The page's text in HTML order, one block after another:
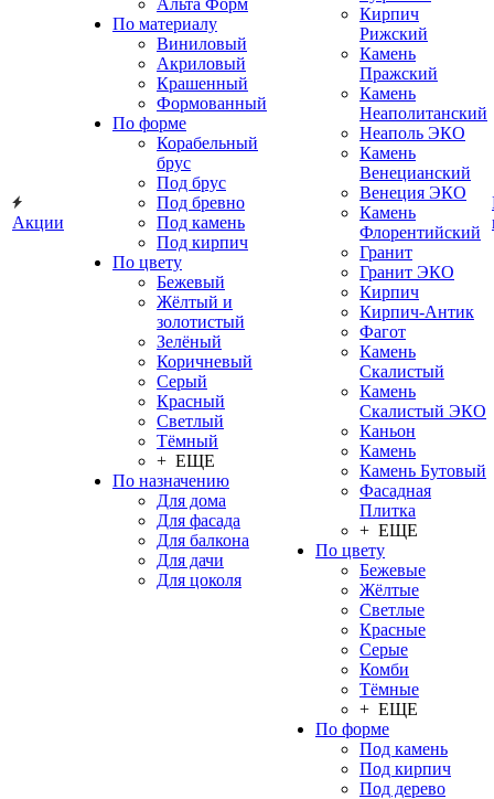
Акции
Альта Форм
По материалу
Виниловый
Акриловый
Крашенный
Формованный
По форме
Корабельный
брус
Под брус
Под бревно
Под камень
Под кирпич
По цвету
Бежевый
Жёлтый и
золотистый
Зелёный
Коричневый
Серый
Красный
Светлый
Тёмный
+ ЕЩЕ
По назначению
Для дома
Для фасада
Для балкона
Для дачи
Для цоколя
Кирпич
Рижский
Камень
Пражский
Камень
Неаполитанский
Неаполь ЭКО
Камень
Венецианский
Венеция ЭКО
Камень
Флорентийский
Гранит
Гранит ЭКО
Кирпич
Кирпич-Антик
Фагот
Камень
Скалистый
Камень
Скалистый ЭКО
Каньон
Камень
Камень Бутовый
Фасадная
Плитка
+ ЕЩЕ
По цвету
Бежевые
Жёлтые
Светлые
Красные
Серые
Комби
Тёмные
+ ЕЩЕ
По форме
Под камень
Под кирпич
Под дерево